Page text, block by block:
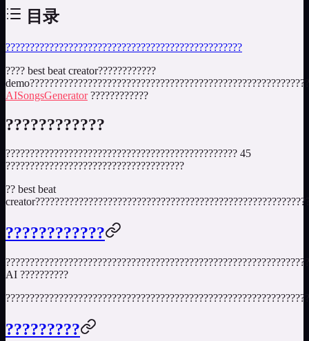
目录
?????????????????????????????????????????????????
???? best beat creator????????????
AISongsGenerator????????????
????????????
???????????????????????????????????????????????? 45
?????????????????????????????????????
?? best beat
creator
????????????
AI ??????????
???????????????????????????????????????????????????????????????
?????????